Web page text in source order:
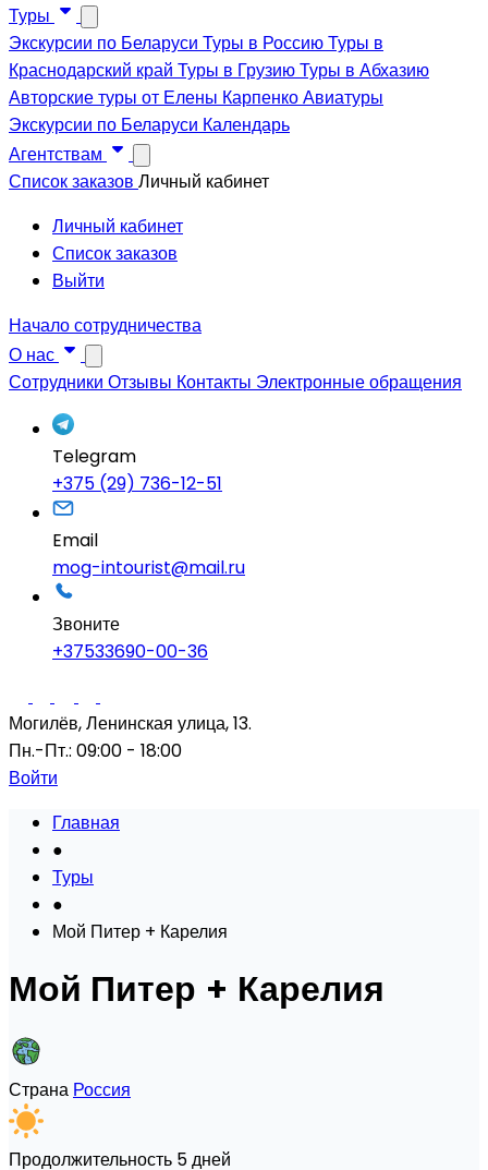
Туры
Экскурсии по Беларуси Туры в РоссиюТуры в
Краснодарский край Туры в ГрузиюТуры в Абхазию
Авторские туры от Елены КарпенкоАвиатуры
Экскурсии по Беларуси Календарь
Агентствам
Список заказов Личный кабинет
Личный кабинет
Список заказов
Выйти
Начало сотрудничества
О нас
Сотрудники Отзывы Контакты Электронные обращения
Telegram
+375 (29) 736-12-51
Email
mog-intourist@mail.ru
Звоните
+37533690-00-36
Могилёв, Ленинская улица, 13.
Пн.-Пт.: 09:00 - 18:00
Войти
Главная
●
Туры
●
Мой Питер + Карелия
Мой Питер + Карелия
Страна Россия
Продолжительность 5 дней